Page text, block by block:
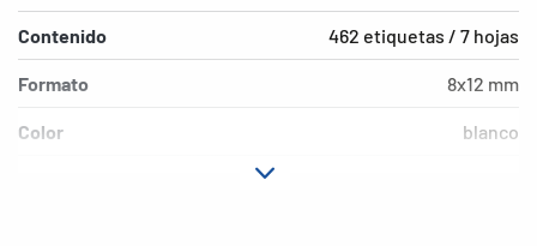
Contenido 462 etiquetas / 7 hojas
Formato 8x12 mm
Color blanco